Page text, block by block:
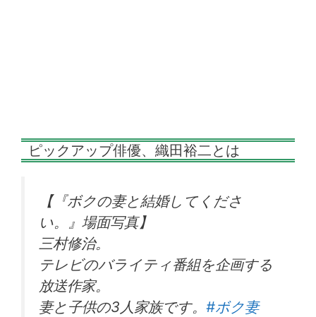
ピックアップ俳優、織田裕二とは
【『ボクの妻と結婚してくださ
い。』場面写真】
三村修治。
テレビのバライティ番組を企画する
放送作家。
妻と子供の3人家族です。 #ボク妻